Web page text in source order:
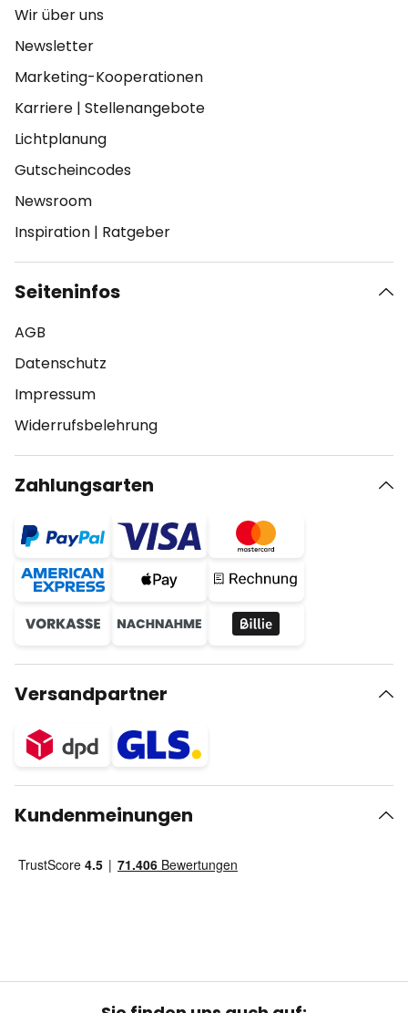
Wir über uns
Newsletter
Marketing-Kooperationen
Karriere | Stellenangebote
Lichtplanung
Gutscheincodes
Newsroom
Inspiration | Ratgeber
Seiteninfos
AGB
Datenschutz
Impressum
Widerrufsbelehrung
Zahlungsarten
Versandpartner
Kundenmeinungen